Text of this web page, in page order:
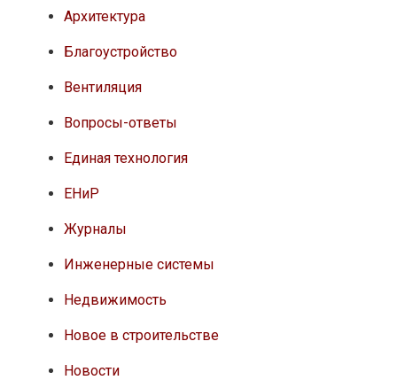
Архитектура
Благоустройство
Вентиляция
Вопросы-ответы
Единая технология
ЕНиР
Журналы
Инженерные системы
Недвижимость
Новое в строительстве
Новости